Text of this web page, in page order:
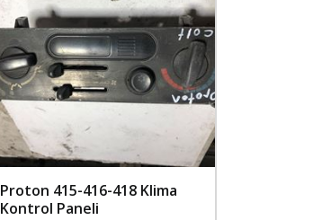
Proton 415-416-418 Klima
Kontrol Paneli